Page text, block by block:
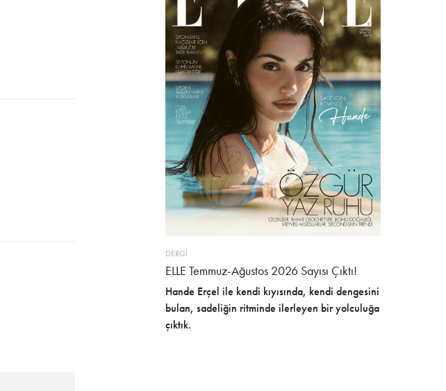
DERGİ
ELLE Temmuz-Ağustos 2026 Sayısı Çıktı!
Hande Erçel ile kendi kıyısında, kendi dengesini
bulan, sadeliğin ritminde ilerleyen bir yolculuğa
çıktık.